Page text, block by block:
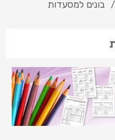
/ בונים למסעדות